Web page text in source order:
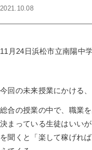
2021.10.08
11月24日浜松市立南陽中
今回の未来授業にかける
総合の授業の中で、職業
決まっている生徒はいい
を聞くと「楽して稼げれ